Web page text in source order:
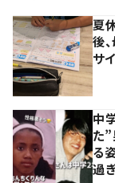
夏
後
サ
中
た
る
過